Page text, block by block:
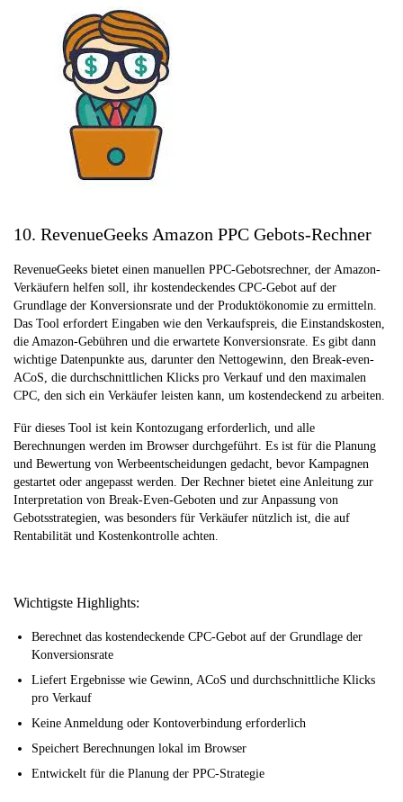
10. RevenueGeeks Amazon PPC Gebots-Rechner
RevenueGeeks bietet einen manuellen PPC-Gebotsrechner, der Amazon-
Verkäufern helfen soll, ihr kostendeckendes CPC-Gebot auf der
Grundlage der Konversionsrate und der Produktökonomie zu ermitteln.
Das Tool erfordert Eingaben wie den Verkaufspreis, die Einstandskosten,
die Amazon-Gebühren und die erwartete Konversionsrate. Es gibt dann
wichtige Datenpunkte aus, darunter den Nettogewinn, den Break-even-
ACoS, die durchschnittlichen Klicks pro Verkauf und den maximalen
CPC, den sich ein Verkäufer leisten kann, um kostendeckend zu arbeiten.
Für dieses Tool ist kein Kontozugang erforderlich, und alle
Berechnungen werden im Browser durchgeführt. Es ist für die Planung
und Bewertung von Werbeentscheidungen gedacht, bevor Kampagnen
gestartet oder angepasst werden. Der Rechner bietet eine Anleitung zur
Interpretation von Break-Even-Geboten und zur Anpassung von
Gebotsstrategien, was besonders für Verkäufer nützlich ist, die auf
Rentabilität und Kostenkontrolle achten.
Wichtigste Highlights:
Berechnet das kostendeckende CPC-Gebot auf der Grundlage der
Konversionsrate
Liefert Ergebnisse wie Gewinn, ACoS und durchschnittliche Klicks
pro Verkauf
Keine Anmeldung oder Kontoverbindung erforderlich
Speichert Berechnungen lokal im Browser
Entwickelt für die Planung der PPC-Strategie